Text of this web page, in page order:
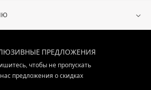
ПРЕДЛОЖЕНИЯ
чтобы не пропускать
предложения о скидках